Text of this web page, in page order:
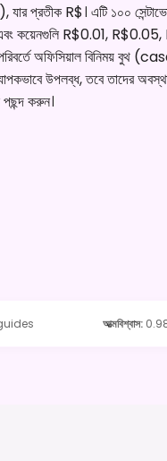
যার প্রতীক R$। এটি ১০০
কয়েনগুলি R$0.01,
পরিবর্তে অফিসিয়াল বিনিময়
উপলব্ধ, তবে তাদের
করুন।
আত্মবিশ্বাস: